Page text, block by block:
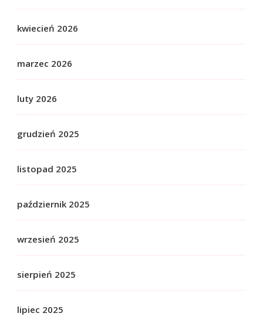
kwiecień 2026
marzec 2026
luty 2026
grudzień 2025
listopad 2025
październik 2025
wrzesień 2025
sierpień 2025
lipiec 2025